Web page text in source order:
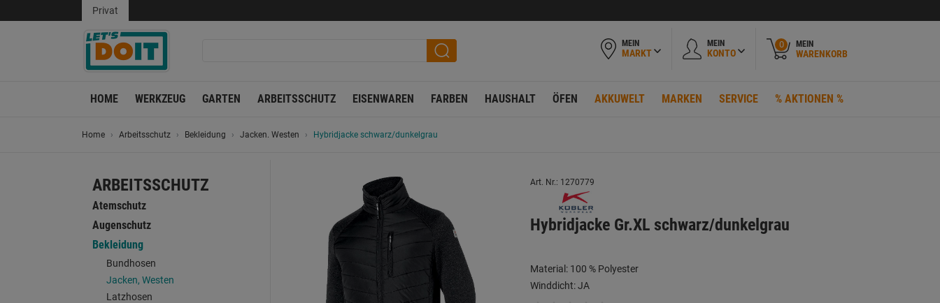
Privat
MEIN
MARKT
MEIN
KONTO
0 MEIN
WARENKORB
HOME WERKZEUG GARTEN ARBEITSSCHUTZ EISENWAREN FARBEN HAUSHALT ÖFEN AKKUWELT MARKEN SERVICE % AKTIONEN %
Home Arbeitsschutz Bekleidung Jacken. Westen Hybridjacke schwarz/dunkelgrau
ARBEITSSCHUTZ
Atemschutz
Augenschutz
Bekleidung
Bundhosen
Jacken, Westen
Latzhosen
Art. Nr.: 1270779
Hybridjacke Gr.XL schwarz/dunkelgrau
Material: 100 % Polyester
Winddicht: JA